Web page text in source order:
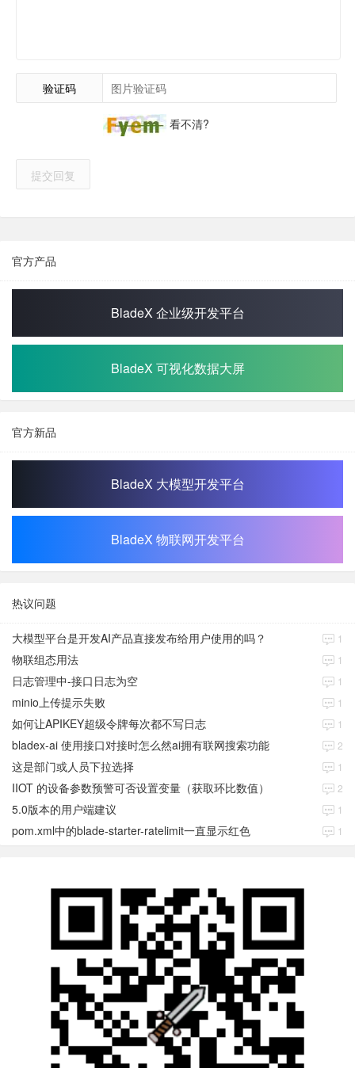
验证码
看不清?
提交回复
官方产品
BladeX 企业级开发平台
BladeX 可视化数据大屏
官方新品
BladeX 大模型开发平台
BladeX 物联网开发平台
热议问题
大模型平台是开发AI产品直接发布给用户使用的吗？ 1
物联组态用法 1
日志管理中-接口日志为空 1
minio上传提示失败 1
如何让APIKEY超级令牌每次都不写日志 1
bladex-ai 使用接口对接时怎么然ai拥有联网搜索功能 2
这是部门或人员下拉选择 1
IIOT 的设备参数预警可否设置变量（获取环比数值） 2
5.0版本的用户端建议 1
pom.xml中的blade-starter-ratelimit一直显示红色 1